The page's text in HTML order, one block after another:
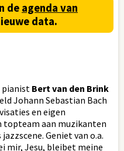
de agenda van
data.
Bert van den Brink
Johann Sebastian Bach
en eigen
topteam aan muzikanten
Geniet van o.a.
mir, Jesu, bleibet meine